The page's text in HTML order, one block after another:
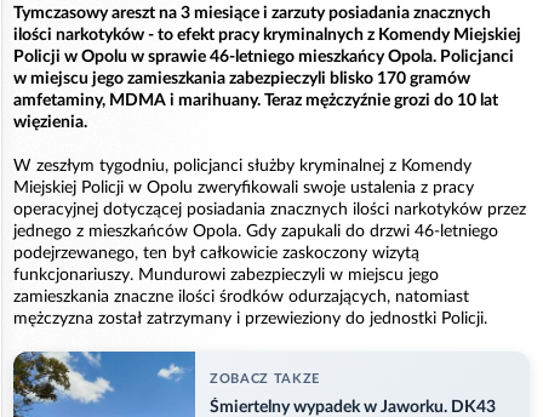
Tymczasowy areszt na 3 miesiące i zarzuty posiadania znacznych
ilości narkotyków - to efekt pracy kryminalnych z Komendy Miejskiej
Policji w Opolu w sprawie 46-letniego mieszkańcy Opola. Policjanci
w miejscu jego zamieszkania zabezpieczyli blisko 170 gramów
amfetaminy, MDMA i marihuany. Teraz mężczyźnie grozi do 10 lat
więzienia.
W zeszłym tygodniu, policjanci służby kryminalnej z Komendy
Miejskiej Policji w Opolu zweryfikowali swoje ustalenia z pracy
operacyjnej dotyczącej posiadania znacznych ilości narkotyków przez
jednego z mieszkańców Opola. Gdy zapukali do drzwi 46-letniego
podejrzewanego, ten był całkowicie zaskoczony wizytą
funkcjonariuszy. Mundurowi zabezpieczyli w miejscu jego
zamieszkania znaczne ilości środków odurzających, natomiast
mężczyzna został zatrzymany i przewieziony do jednostki Policji.
ZOBACZ TAKZE
Śmiertelny wypadek w Jaworku. DK43